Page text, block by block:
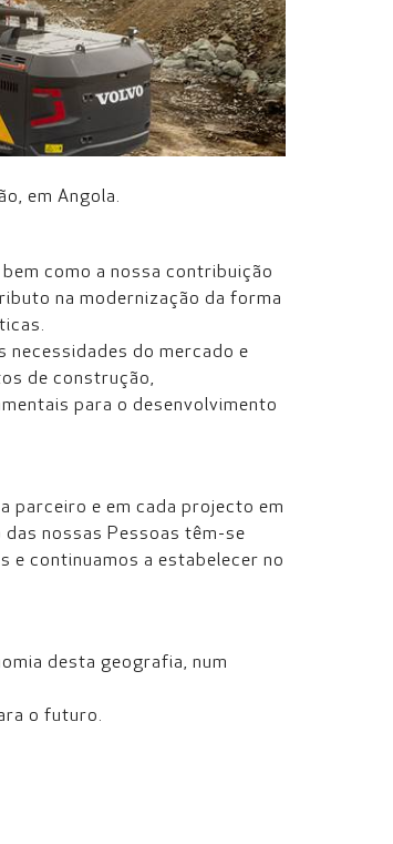
em Angola.
como a nossa contribuição
na modernização da forma
necessidades do mercado e
de construção,
para o desenvolvimento
parceiro e em cada projecto em
nossas Pessoas têm-se
e continuamos a estabelecer no
desta geografia, num
o futuro.